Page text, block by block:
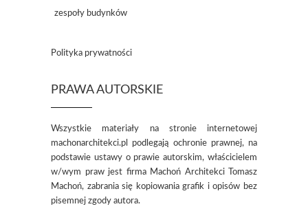
zespoły budynków
Polityka prywatności
PRAWA AUTORSKIE
Wszystkie materiały na stronie internetowej
machonarchitekci.pl podlegają ochronie prawnej, na
podstawie ustawy o prawie autorskim, właścicielem
w/wym praw jest firma Machoń Architekci Tomasz
Machoń, zabrania się kopiowania grafik i opisów bez
pisemnej zgody autora.